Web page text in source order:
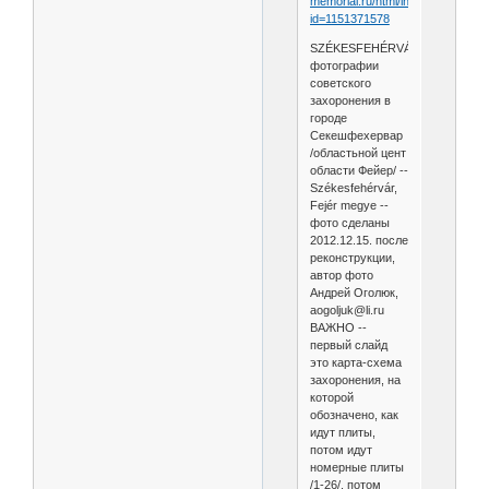
id=1151371578
SZÉKESFEHÉRVÁR
фотографии
советского
захоронения в
городе
Секешфехервар
/областьной цент
области Фейер/ --
Székesfehérvár,
Fejér megye --
фото сделаны
2012.12.15. после
реконструкции,
автор фото
Андрей Оголюк,
aogoljuk@li.ru
ВАЖНО --
первый слайд
это карта-схема
захоронения, на
которой
обозначено, как
идут плиты,
потом идут
номерные плиты
/1-26/, потом